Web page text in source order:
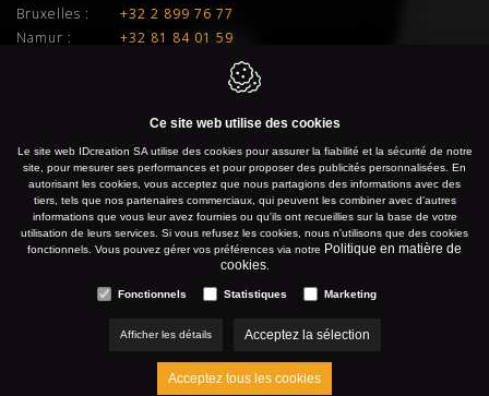
Bruxelles :
+32 2 899 76 77
Namur :
+32 81 84 01 59
+32 4 277 01 33
info@idcreation.be
IDcreation 2026 Politique en matière de cookies
Politique de confidentialité Plan du site
Ce site web utilise des cookies
Le site web IDcreation SA utilise des cookies pour assurer la fiabilité et la sécurité de notre
site, pour mesurer ses performances et pour proposer des publicités personnalisées. En
autorisant les cookies, vous acceptez que nous partagions des informations avec des
tiers, tels que nos partenaires commerciaux, qui peuvent les combiner avec d'autres
informations que vous leur avez fournies ou qu'ils ont recueillies sur la base de votre
utilisation de leurs services. Si vous refusez les cookies, nous n'utilisons que des cookies
fonctionnels. Vous pouvez gérer vos préférences via notre Politique en matière de
cookies.
Fonctionnels Statistiques Marketing
Afficher les détails Acceptez la sélection
Acceptez tous les cookies